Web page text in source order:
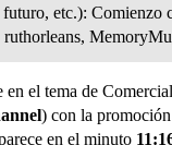
futuro, etc.): Comienzo
ruthorleans,
en el tema de
) con la
en el minuto